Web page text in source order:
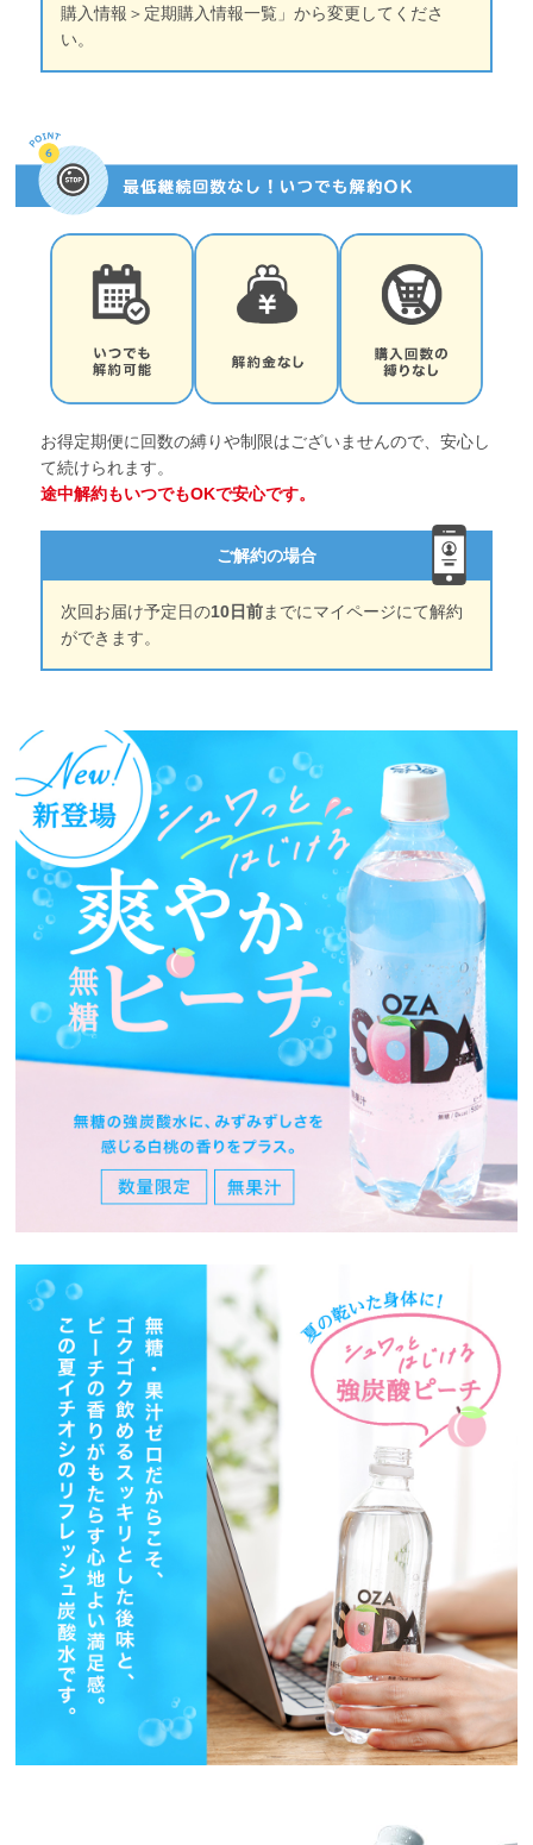
購入情報＞定期購入情報一覧」から変更してくださ
い。
お得定期便に回数の縛りや制限はございませんので、安心し
て続けられます。
途中解約もいつでもOKで安心です。
ご解約の場合
次回お届け予定日の10日前までにマイページにて解約
ができます。